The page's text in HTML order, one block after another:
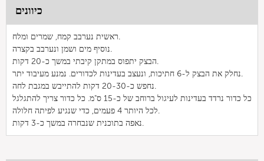
כיוונים
ראשית נערבב קמח, שמרים ומלח.
נוסיף מים ושמן ונערבב בקצרה.
הבצק יתפוס במתקן קיבתי במשך כ-20 דקות.
נחלק את הבצק ל-6 חתיכות, ונעצב בעדינות לכדורים. נמנע מעיבוד יתר.
נחפש כ-20-30 דקות להתייבש במגבת לחה.
כל כדור נרדד בעדינות לעיגול ברוחב של כ-15 ס"מ. כל כדור צריך להתגלגל
לכל היותר 4 פעמים, כדי שנגיע לפיתה חלולה.
נאפה בתוכנית שנבחרה במשך כ-3 דקות.